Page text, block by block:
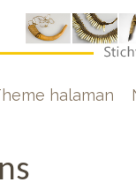
halaman